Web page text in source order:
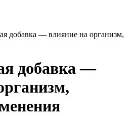
добавка — влияние на организм,
добавка —